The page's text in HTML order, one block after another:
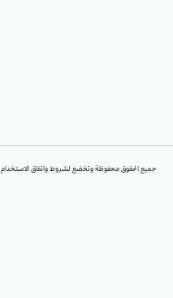
جميع الحقوق محفوظة وتخضع لشروط واتفاق الاستخدام